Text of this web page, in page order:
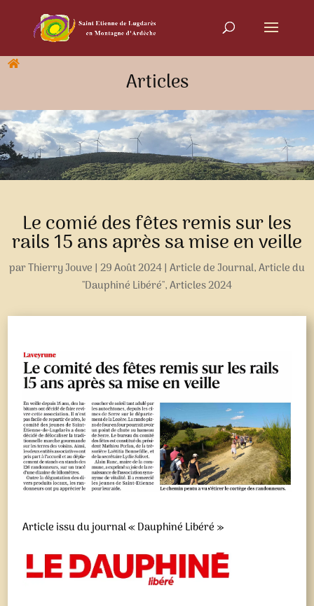
Articles
Le comié des fêtes remis sur les
rails 15 ans après sa mise en veille
parThierry Jouve | 29 Août 2024| Article de Journal,Article du
"Dauphiné Libéré",Articles 2024
Article issu du journal « Dauphiné Libéré »